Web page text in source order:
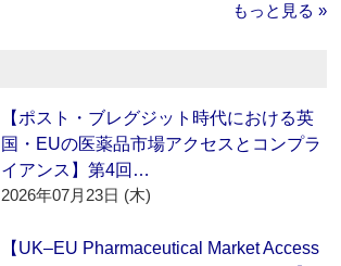
もっと見る »
【ポスト・ブレグジット時代における英
国・EUの医薬品市場アクセスとコンプラ
イアンス】第4回…
2026年07月23日 (木)
【UK–EU Pharmaceutical Market Access